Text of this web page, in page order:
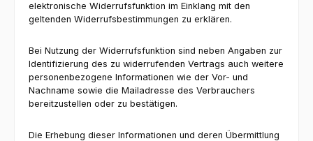
elektronische Widerrufsfunktion im Einklang mit den
geltenden Widerrufsbestimmungen zu erklären.
Bei Nutzung der Widerrufsfunktion sind neben Angaben zur
Identifizierung des zu widerrufenden Vertrags auch weitere
personenbezogene Informationen wie der Vor- und
Nachname sowie die Mailadresse des Verbrauchers
bereitzustellen oder zu bestätigen.
Die Erhebung dieser Informationen und deren Übermittlung